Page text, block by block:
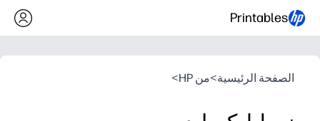
Printables
الصفحة الرئيسية>من HP >